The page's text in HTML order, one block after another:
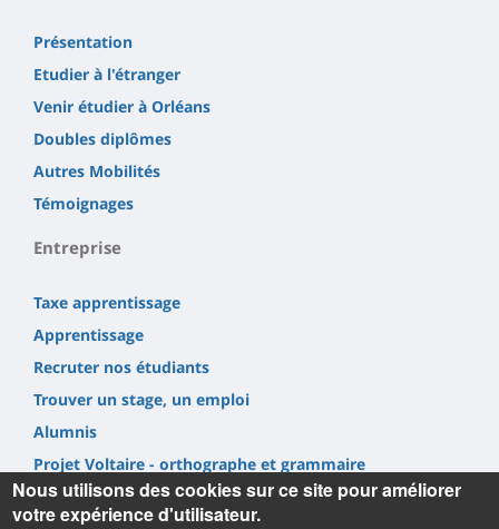
Présentation
Etudier à l'étranger
Venir étudier à Orléans
Doubles diplômes
Autres Mobilités
Témoignages
Entreprise
Taxe apprentissage
Apprentissage
Recruter nos étudiants
Trouver un stage, un emploi
Alumnis
Projet Voltaire - orthographe et grammaire
Nous utilisons des cookies sur ce site pour améliorer
votre expérience d'utilisateur.